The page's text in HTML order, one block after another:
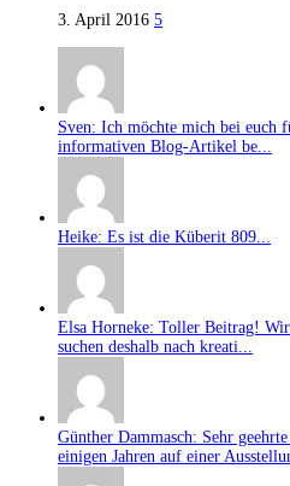
3. April 2016 5
Sven: Ich möchte mich bei euch
informativen Blog-Artikel be...
Heike: Es ist die Küberit 809...
Elsa Horneke: Toller Beitrag!
suchen deshalb nach kreati...
Günther Dammasch: Sehr
einigen Jahren auf einer